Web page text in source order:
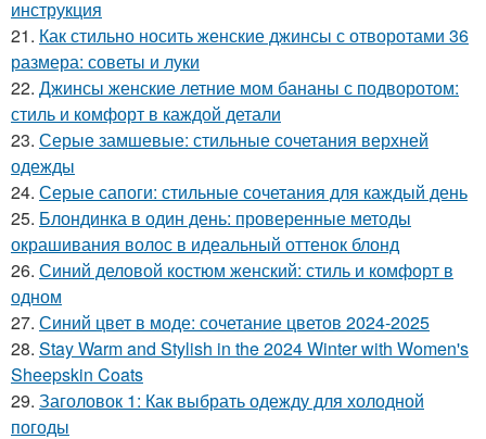
инструкция
21. Как стильно носить женские джинсы с отворотами 36
размера: советы и луки
22. Джинсы женские летние мом бананы с подворотом:
стиль и комфорт в каждой детали
23. Серые замшевые: стильные сочетания верхней
одежды
24. Серые сапоги: стильные сочетания для каждый день
25. Блондинка в один день: проверенные методы
окрашивания волос в идеальный оттенок блонд
26. Синий деловой костюм женский: стиль и комфорт в
одном
27. Синий цвет в моде: сочетание цветов 2024-2025
28. Stay Warm and Stylish in the 2024 Winter with Women's
Sheepskin Coats
29. Заголовок 1: Как выбрать одежду для холодной
погоды